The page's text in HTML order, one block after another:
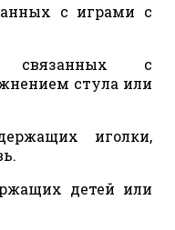
с играми с
связанных с
стула или
иголки,
детей или